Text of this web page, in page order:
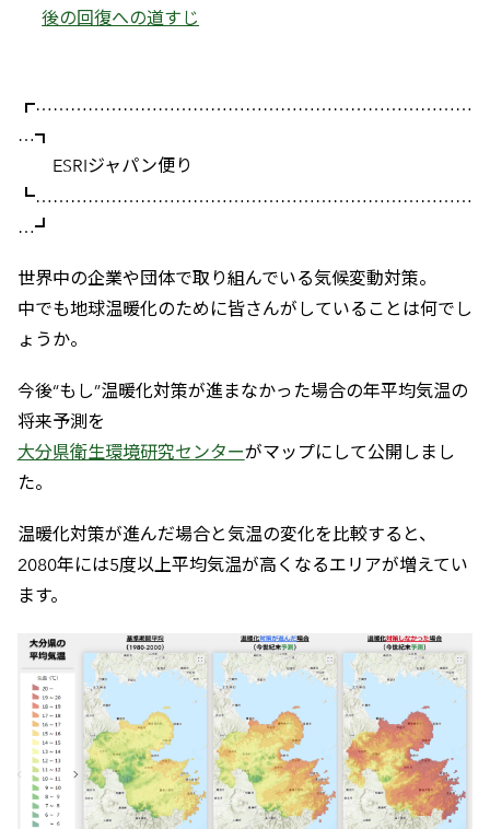
後の回復への道すじ
┏…………………………………………………………………
…┓
ESRIジャパン便り
┗…………………………………………………………………
…┛
世界中の企業や団体で取り組んでいる気候変動対策。
中でも地球温暖化のために皆さんがしていることは何でし
ょうか。
今後“もし”温暖化対策が進まなかった場合の年平均気温の
将来予測を
大分県衛生環境研究センターがマップにして公開しまし
た。
温暖化対策が進んだ場合と気温の変化を比較すると、
2080年には5度以上平均気温が高くなるエリアが増えてい
ます。